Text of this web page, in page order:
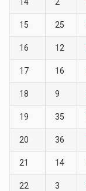
15 25
16 12
17 16
18 9
19 35
20 36
21 14
22 3